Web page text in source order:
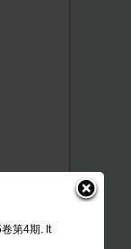
第4期. It